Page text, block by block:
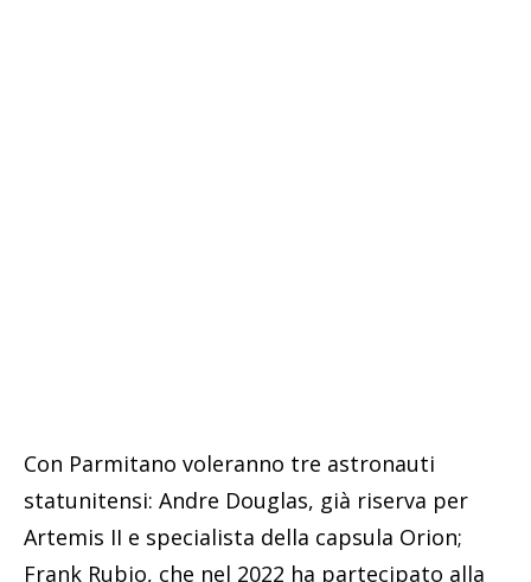
Con Parmitano voleranno tre astronauti
statunitensi: Andre Douglas, già riserva per
Artemis II e specialista della capsula Orion;
Frank Rubio, che nel 2022 ha partecipato alla